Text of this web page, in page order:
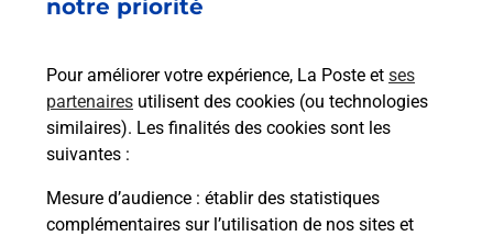
notre priorité
Pour améliorer votre expérience, La Poste et ses
partenaires utilisent des cookies (ou technologies
similaires). Les finalités des cookies sont les
suivantes :
Mesure d’audience : établir des statistiques
complémentaires sur l’utilisation de nos sites et
Malin !
La Poste
en ligne